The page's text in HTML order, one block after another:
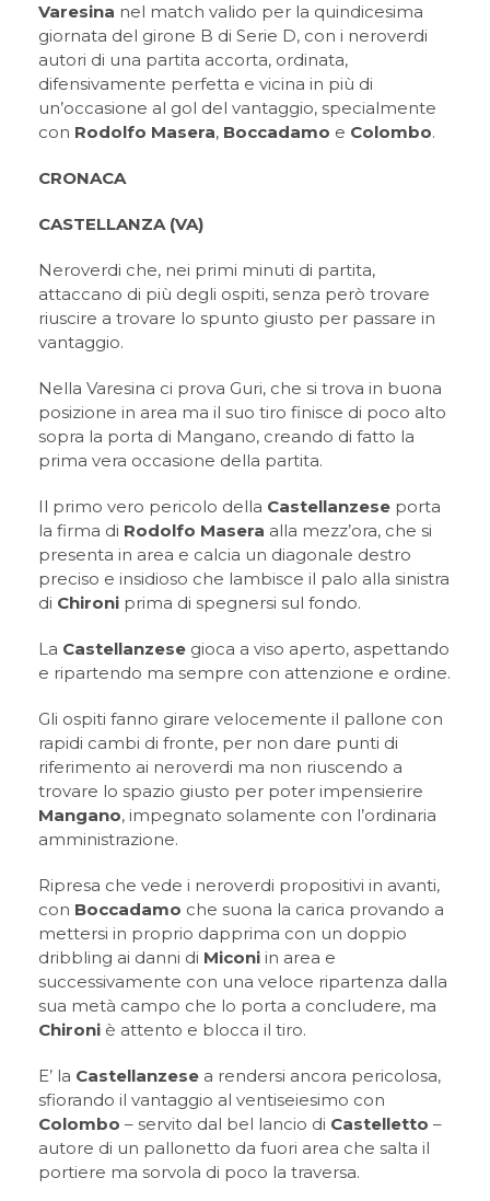
Varesina nel match valido per la quindicesima
giornata del girone B di Serie D, con i neroverdi
autori di una partita accorta, ordinata,
difensivamente perfetta e vicina in più di
un’occasione al gol del vantaggio, specialmente
con Rodolfo Masera, Boccadamo e Colombo.
CRONACA
CASTELLANZA (VA)
Neroverdi che, nei primi minuti di partita,
attaccano di più degli ospiti, senza però trovare
riuscire a trovare lo spunto giusto per passare in
vantaggio.
Nella Varesina ci prova Guri, che si trova in buona
posizione in area ma il suo tiro finisce di poco alto
sopra la porta di Mangano, creando di fatto la
prima vera occasione della partita.
Il primo vero pericolo della Castellanzese porta
la firma di Rodolfo Masera alla mezz’ora, che si
presenta in area e calcia un diagonale destro
preciso e insidioso che lambisce il palo alla sinistra
di Chironi prima di spegnersi sul fondo.
La Castellanzese gioca a viso aperto, aspettando
e ripartendo ma sempre con attenzione e ordine.
Gli ospiti fanno girare velocemente il pallone con
rapidi cambi di fronte, per non dare punti di
riferimento ai neroverdi ma non riuscendo a
trovare lo spazio giusto per poter impensierire
Mangano, impegnato solamente con l’ordinaria
amministrazione.
Ripresa che vede i neroverdi propositivi in avanti,
con Boccadamo che suona la carica provando a
mettersi in proprio dapprima con un doppio
dribbling ai danni di Miconi in area e
successivamente con una veloce ripartenza dalla
sua metà campo che lo porta a concludere, ma
Chironi è attento e blocca il tiro.
E’ la Castellanzese a rendersi ancora pericolosa,
sfiorando il vantaggio al ventiseiesimo con
Colombo – servito dal bel lancio di Castelletto –
autore di un pallonetto da fuori area che salta il
portiere ma sorvola di poco la traversa.